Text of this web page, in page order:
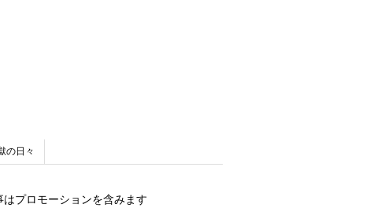
の日々
はプロモーションを含みます